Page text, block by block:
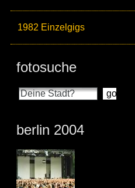
1982 Einzelgigs
fotosuche
berlin 2004